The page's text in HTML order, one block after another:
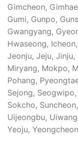
Gimcheon,
Gumi, Gunpo,
Gwangyang,
Hwaseong,
Jeonju, Jeju, Jinju,
Miryang, Mokpo,
Pohang,
Sejong,
Sokcho,
Uijeongbu,
Yeoju,